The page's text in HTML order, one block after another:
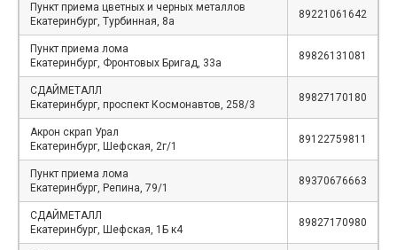
Пункт приема цветных и черных металлов
Екатеринбург, Турбинная, 8а
89221061642
Пункт приема лома
Екатеринбург, Фронтовых Бригад, 33а
89826131081
СДАЙМЕТАЛЛ
Екатеринбург, проспект Космонавтов, 258/3
89827170180
Акрон скрап Урал
Екатеринбург, Шефская, 2г/1
89122759811
Пункт приема лома
Екатеринбург, Репина, 79/1
89370676663
СДАЙМЕТАЛЛ
Екатеринбург, Шефская, 1Б к4
89827170980